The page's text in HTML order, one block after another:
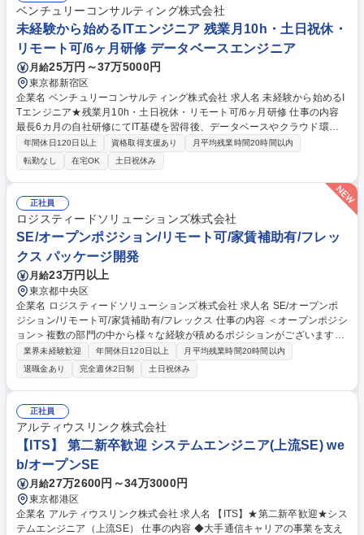
とを目指しております。■配属予定の職種：Webアプリケーションエンジ
ニア、SAPエンジニア、ITコンサルタントなどを想定■フレックスやリモ
ートワークを活用できて柔軟な働き方が可能です。 募集職種 [名古屋/未経
験歓迎]ITエンジニア/リモートワーク可/アビームコンサルティングG
ベンチュリーコンサルティング株式会社
未経験から始めるITエンジニア 残業月10h・土日祝休・
リモート可/6ヶ月研修 データベースエンジニア
月給25万円～37万5000円
東京都新宿区
企業名 ベンチュリーコンサルティング株式会社 求人名 未経験から始めるI
Tエンジニア★残業月10h・土日祝休・リモート可/6ヶ月研修 仕事の内容
最長6カ月の自社研修にてIT基礎を習得後、データベースやクラウド環境
の構築・運用・保守など、ITインフラ領域のプロジェクトをお任せしま
す。未経験から市場価値の高いスキルを身につけられる環境です。 【STE
P1】入社後研修（3～6カ月） 本社にて、IT技術研修を受講いただきま
す。当社オリジナルのカリキュラムに沿って学習を進める、満足度98％の
研修です！ 【STEP2】プロジェクト配属 チームで現場に配属され、必ず
先輩が近くにいる環境です。ひとり常駐ではないので、安心して業務を行
うことができます。 募集職種 未経験から始めるITエンジニア★残業月10
h・土日祝休・リモート可/6ヶ月研修
年間休日120日以上 資格取得支援あり
月平均残業時間20時間以内
転勤なし
在宅OK 土日祝休み
正社員
ロジスティードソリューションズ株式会社
SE/オープンポジション/リモート可/家賃補助有/フレッ
クス パッケージ開発
月給23万円以上
東京都中央区
企業名 ロジスティードソリューションズ株式会社 求人名 SE/オープンポ
ジション/リモート可/家賃補助有/フレックス 仕事の内容 ＜オープンポジシ
ョン＞複数の部門の中から様々な経験が積めるポジションがございます。
ご経験やご志向にあわせご活躍いただける最適なポジションをご提案させ
ていただきます。まずはお気軽にご応募ください。 親会社である(株)ロジ
スティードをはじめ、(株)日立製作所,日立Grのお客様、その他外販ユーザ
様向けに物流システムの企画・開発・提案などを行います。ロジスティー
ドソリューションズが中心となって、お客様の物流要件・運営現場の要件
確認から、設計作業・開発作業・導入テスト・稼働時の支援を行っており
ます。【魅力】残業はフレックスタイム制、平均14.8時間/月、リモートワ
ーク率60％と働きやすい環境です。 募集職種 SE/オープンポジション/リ
モート可/家賃補助有/フレックス
業界未経験歓迎 年間休日120日以上
月平均残業時間20時間以内
退職金あり
完全週休2日制 土日祝休み
正社員
アルティウスリンク株式会社
【ITS】 第二新卒歓迎 システムエンジニア(上流SE) we
b/オープンSE
月給27万2600円～34万3000円
東京都港区
企業名 アルティウスリンク株式会社 求人名 【ITS】★第二新卒歓迎★シス
テムエンジニア（上流SE） 仕事の内容 ◆大手通信キャリアの事業を支え